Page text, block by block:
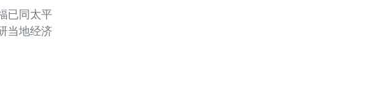
已同太平
当地经济